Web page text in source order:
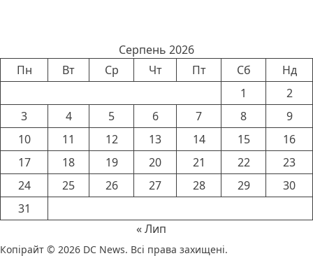
Серпень 2026
Пн
Вт Ср Чт Пт Сб
Нд
1
2
3
4 5 6 7 8
9
10
11 12 13 14 15
16
17
18 19 20 21 22
23
24
25 26 27 28 29
30
31
« Лип
Копірайт © 2026 DC News. Всі права захищені.